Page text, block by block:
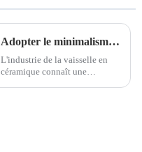
Adopter le minimalisme : la nouvelle tendance en matière de design de la vaisselle en céramique
L'industrie de la vaisselle en
céramique connaît une